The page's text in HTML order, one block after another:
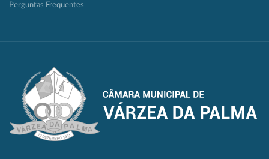
Perguntas Frequentes